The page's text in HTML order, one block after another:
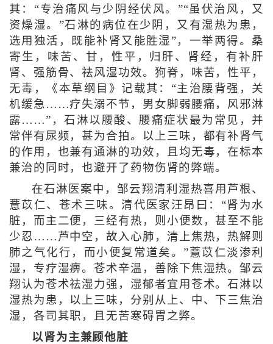
其：“专治痛风与少阴经伏风。”“虽伏治风，又
资燥湿。”石淋的病位在少阴，又有湿热为患，
选用独活，既能补肾又能胜湿”，一举两得。桑
寄生，味苦、甘，性平，归肝、肾经，有补肝
肾、强筋骨、祛风湿功效。狗脊，味苦，性平，
无毒，《本草纲目》记载其：“主治腰背强，关
机缓急……疗失溺不节，男女脚弱腰痛，风邪淋
露……”，石淋以腰酸、腰痛症状最为常见，并
常伴有尿频，甚为合拍。以上三味，都有补肾气
的作用，也兼有通淋的功效，且均无毒，在标本
兼治的同时，也避开了药物伤肾的弊端。
在石淋医案中，邹云翔清利湿热喜用芦根、
薏苡仁、苍术三味。清代医家汪昂曰：“肾为水
脏，而主二便，三经有热，则小便数，甚至不能
少忍……芦中空，故入心肺，清上焦热，热解则
肺之气化行，而小便复常道矣。”薏苡仁淡渗利
湿，专疗湿痹。苍术辛温，善除下焦湿热。邹云
翔认为苍术祛湿力强，湿郁者宜用苍术。石淋以
湿热为患，以上三味，分别从上、中、下三焦治
湿，各司其职，且无苦寒碍胃之弊。
以肾为主兼顾他脏